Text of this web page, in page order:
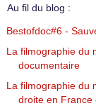
Au fil du blog :
Bestofdoc#6 -
La filmographie du
documentaire
La filmographie du
droite en France